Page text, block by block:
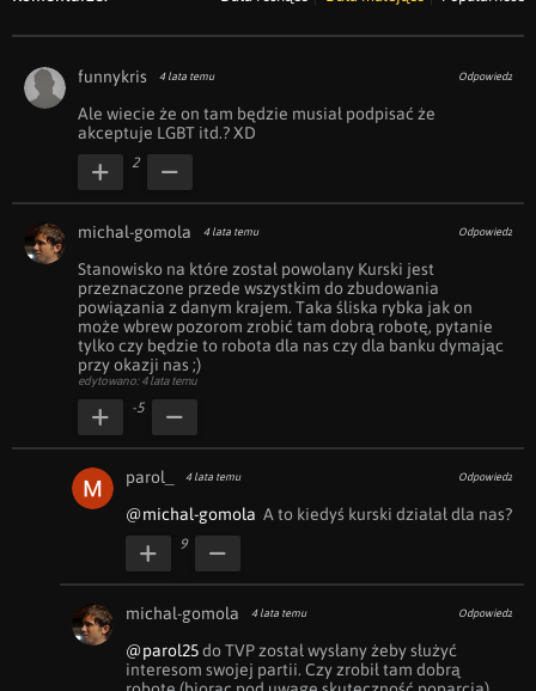
funnykris 4 lata temu Odpowiedz
Ale wiecie że on tam będzie musiał podpisać że
akceptuje LGBT itd.? XD
2
michal-gomola 4 lata temu Odpowiedz
Stanowisko na które został powołany Kurski jest
przeznaczone przede wszystkim do zbudowania
powiązania z danym krajem. Taka śliska rybka jak on
może wbrew pozorom zrobić tam dobrą robotę, pytanie
tylko czy będzie to robota dla nas czy dla banku dymając
przy okazji nas ;)
edytowano: 4 lata temu
-5
parol_ 4 lata temu Odpowiedz
@michal-gomola
  A to kiedyś kurski działał dla nas?
9
michal-gomola 4 lata temu Odpowiedz
@parol25 do TVP został wysłany żeby służyć
interesom swojej partii. Czy zrobił tam dobrą